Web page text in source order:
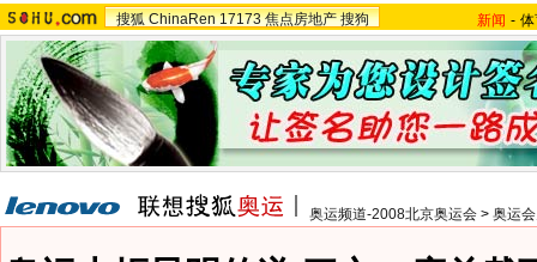
搜狐 ChinaRen 17173 焦点房地产 搜狗 新闻 -
奥运频道-2008北京奥运会 > 奥运